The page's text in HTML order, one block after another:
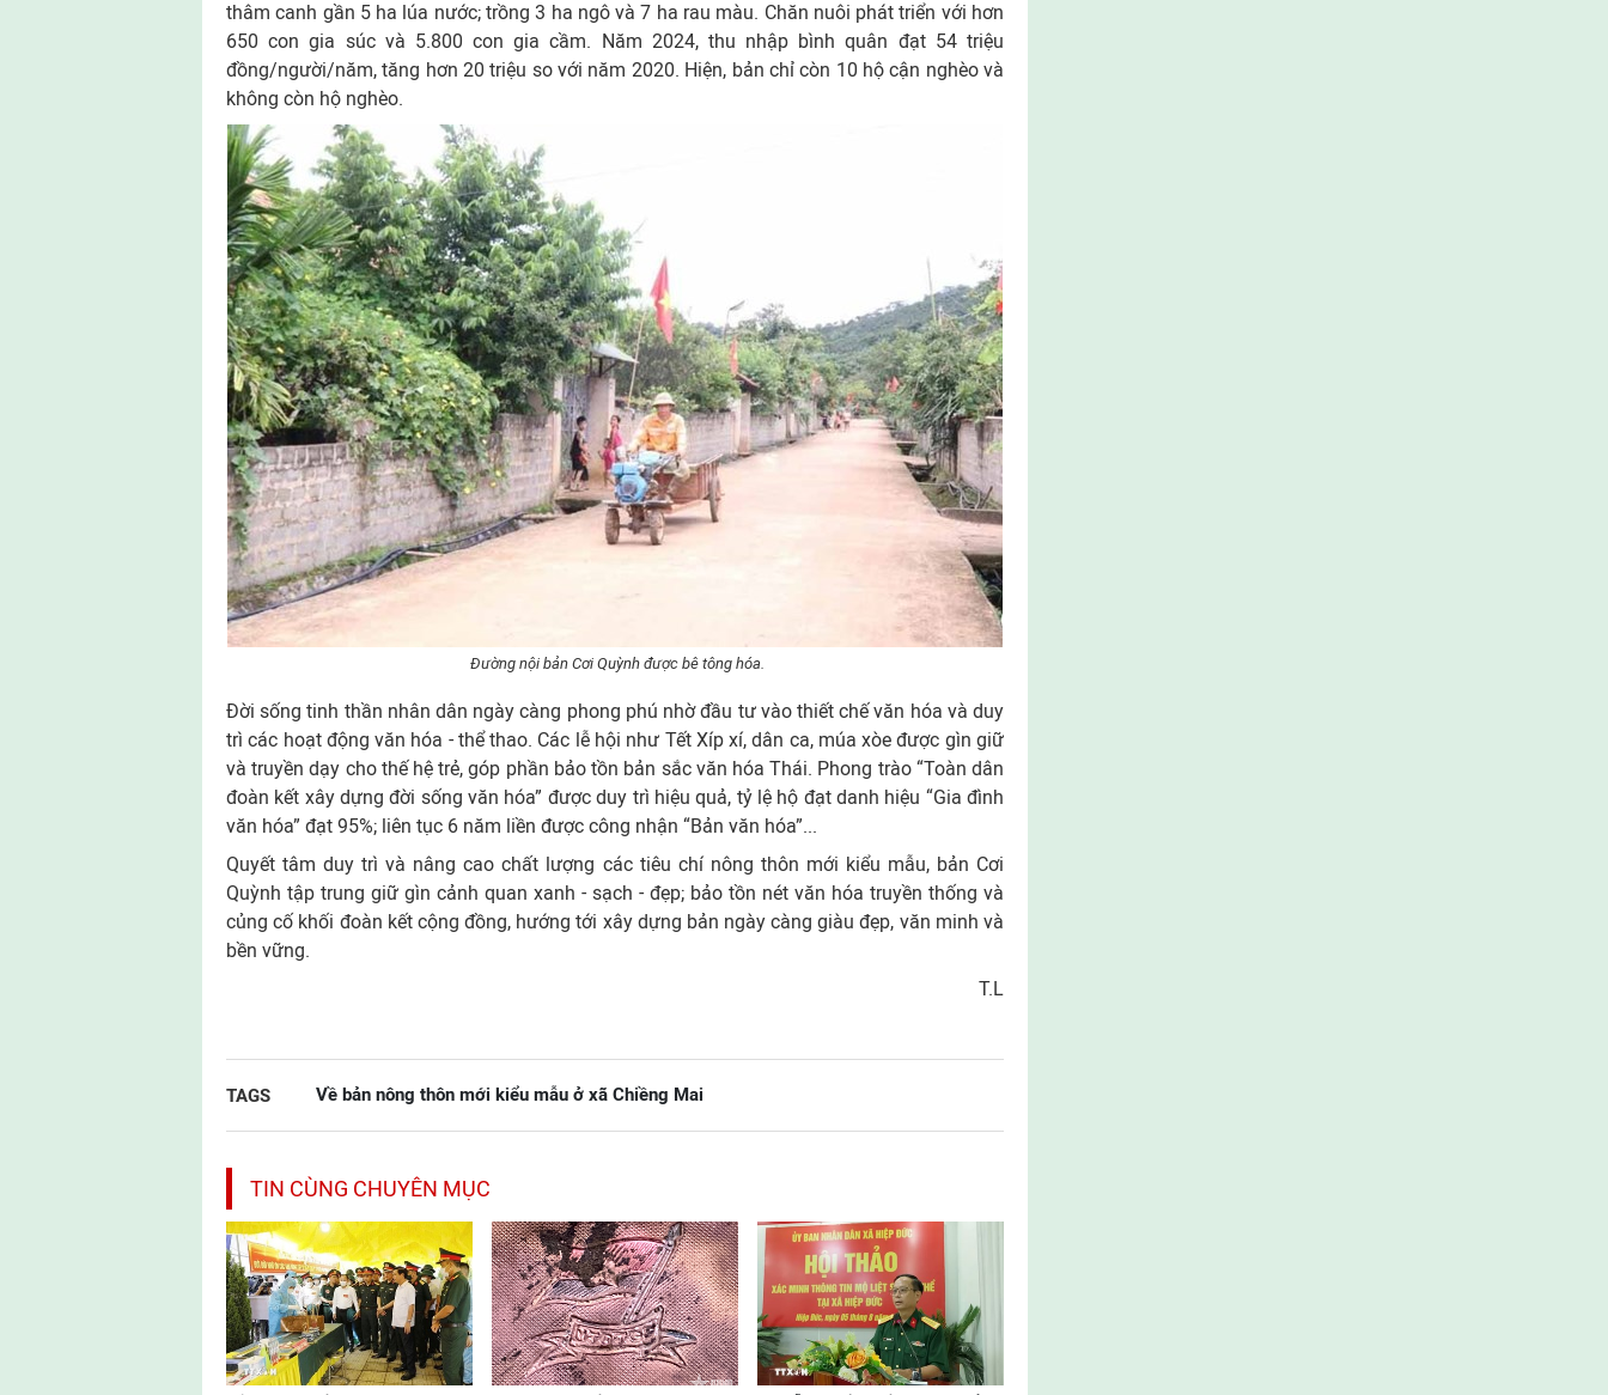
thâm canh gần 5 ha lúa nước; trồng 3 ha ngô và 7 ha rau màu. Chăn nuôi phát triển với hơn
650 con gia súc và 5.800 con gia cầm. Năm 2024, thu nhập bình quân đạt 54 triệu
đồng/người/năm, tăng hơn 20 triệu so với năm 2020. Hiện, bản chỉ còn 10 hộ cận nghèo và
không còn hộ nghèo.
Đường nội bản Cơi Quỳnh được bê tông hóa.
Đời sống tinh thần nhân dân ngày càng phong phú nhờ đầu tư vào thiết chế văn hóa và duy
trì các hoạt động văn hóa - thể thao. Các lễ hội như Tết Xíp xí, dân ca, múa xòe được gìn giữ
và truyền dạy cho thế hệ trẻ, góp phần bảo tồn bản sắc văn hóa Thái. Phong trào “Toàn dân
đoàn kết xây dựng đời sống văn hóa” được duy trì hiệu quả, tỷ lệ hộ đạt danh hiệu “Gia đình
văn hóa” đạt 95%; liên tục 6 năm liền được công nhận “Bản văn hóa”...
Quyết tâm duy trì và nâng cao chất lượng các tiêu chí nông thôn mới kiểu mẫu, bản Cơi
Quỳnh tập trung giữ gìn cảnh quan xanh - sạch - đẹp; bảo tồn nét văn hóa truyền thống và
củng cố khối đoàn kết cộng đồng, hướng tới xây dựng bản ngày càng giàu đẹp, văn minh và
bền vững.
T.L
TAGS Về bản nông thôn mới kiểu mẫu ở xã Chiềng Mai
TIN CÙNG CHUYÊN MỤC